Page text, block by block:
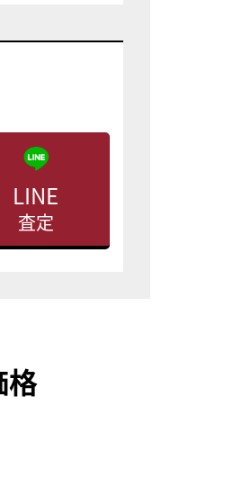
LINE
査定
格